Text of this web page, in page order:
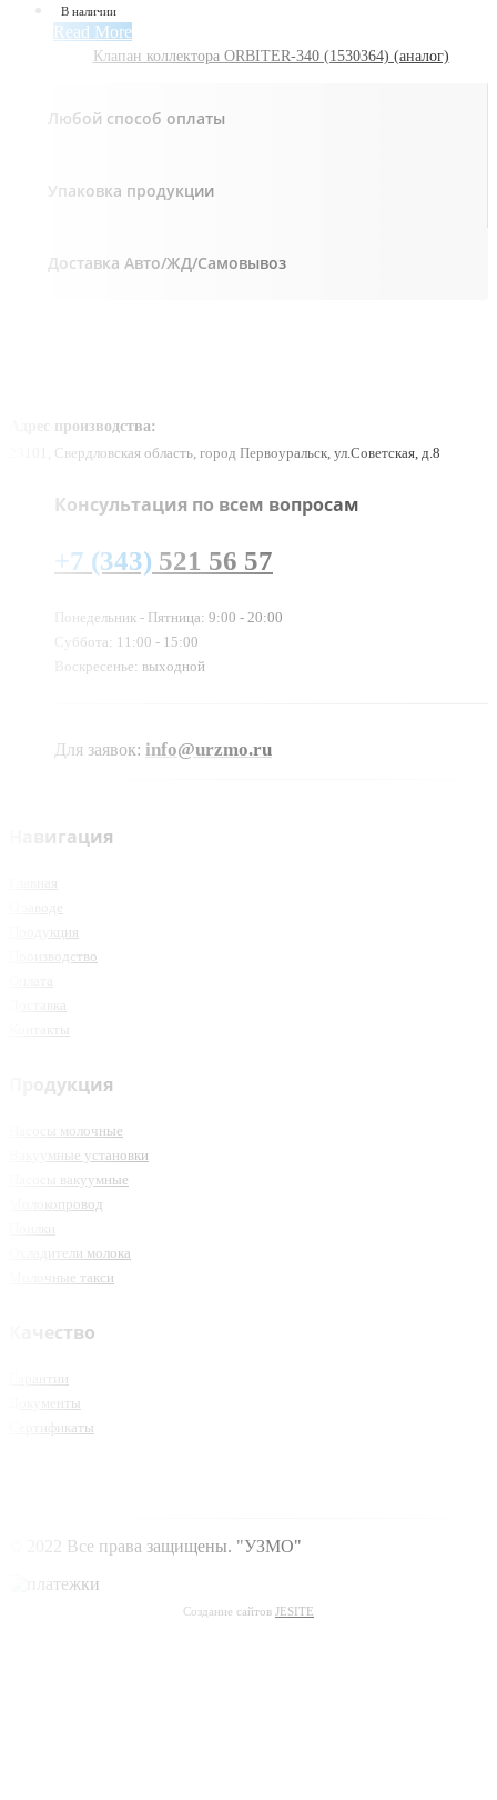
В наличии
Read More
Клапан коллектора ORBITER-340 (1530364) (аналог)
Любой способ оплаты
Упаковка продукции
Доставка Авто/ЖД/Самовывоз
Адрес производства:
23101, Свердловская область, город Первоуральск, ул.Советская, д.8
Консультация по всем вопросам
+7 (343) 521 56 57
Понедельник - Пятница: 9:00 - 20:00
Суббота: 11:00 - 15:00
Воскресенье: выходной
Для заявок: info@urzmo.ru
Навигация
Главная
О заводе
Продукция
Производство
Доставка
Контакты
Продукция
Насосы молочные
Вакуумные установки
Насосы вакуумные
Молокопровод
Охладители молока
Молочные такси
Качество
Гарантии
Документы
Сертификаты
© 2022 Все права защищены. "УЗМО"
Создание сайтов JESITE